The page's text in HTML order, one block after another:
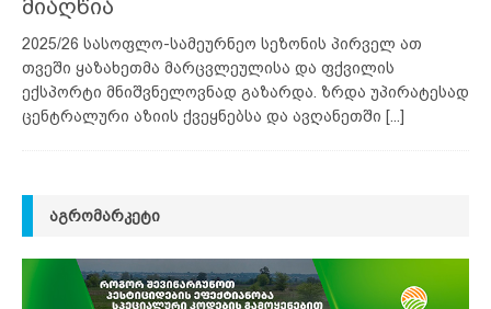
მიაღწია
2025/26 სასოფლო-სამეურნეო სეზონის პირველ ათ
თვეში ყაზახეთმა მარცვლეულისა და ფქვილის
ექსპორტი მნიშვნელოვნად გაზარდა. ზრდა უპირატესად
ცენტრალური აზიის ქვეყნებსა და ავღანეთში [...]
ᲐᲒᲠᲝᲛᲐᲠᲙᲔᲢᲘ